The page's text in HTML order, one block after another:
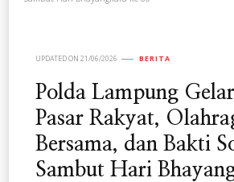
UPDATED ON 21/06/2026 BERITA
Polda Lampung
Pasar Rakyat,
Bersama, dan Bakti
Sambut Hari